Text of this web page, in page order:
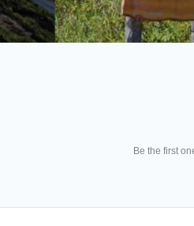
Be the first